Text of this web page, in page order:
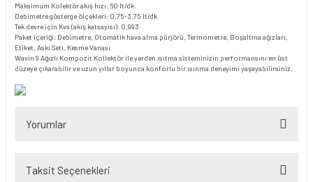
Maksimum Kolektör akış hızı: 60 lt/dk
Debimetre gösterge ölçekleri: 0,75-3,75 lt/dk
Tek devre için Kvs (akış katsayısı): 0,993
Paket içeriği: Debimetre, Otomatik hava alma pürjörü, Termometre, Boşaltma ağızları,
Etiket, Askı Seti, Kesme Vanası
Wavin 9 Ağızlı Kompozit Kollektör ile yerden ısıtma sisteminizin performansını en üst
düzeye çıkarabilir ve uzun yıllar boyunca konforlu bir ısınma deneyimi yaşayabilirsiniz.
Yorumlar
Taksit Seçenekleri